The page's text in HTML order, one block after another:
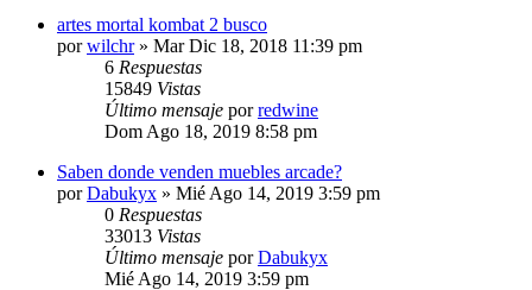
artes mortal kombat 2 busco
porwilchr» Mar Dic 18, 2018 11:39 pm
6 Respuestas
15849 Vistas
Último mensaje porredwine
Dom Ago 18, 2019 8:58 pm
Saben donde venden muebles arcade?
porDabukyx » Mié Ago 14, 2019 3:59 pm
0 Respuestas
33013 Vistas
Último mensaje porDabukyx
Mié Ago 14, 2019 3:59 pm